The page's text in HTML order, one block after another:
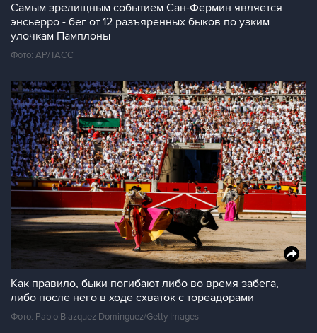
Самым зрелищным событием Сан-Фермин является
энсьерро - бег от 12 разъяренных быков по узким
улочкам Памплоны
Фото: АР/ТАСС
Как правило, быки погибают либо во время забега,
либо после него в ходе схваток с тореадорами
Фото: Pablo Blazquez Dominguez/Getty Images